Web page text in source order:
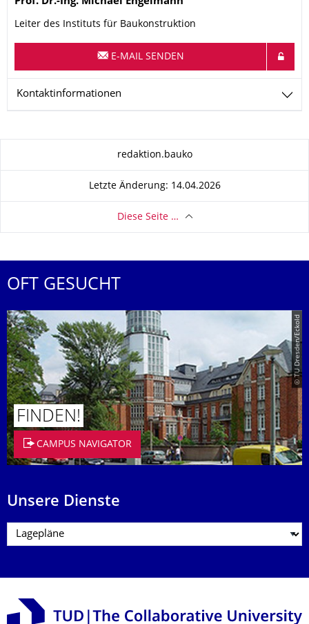
Leiter des Instituts für Baukonstruktion
E-MAIL SENDEN
Kontaktinformationen
redaktion.bauko
Letzte Änderung: 14.04.2026
Diese Seite …
OFT GESUCHT
© TU Dresden/Eckold
FINDEN!
CAMPUS NAVIGATOR
Unsere Dienste